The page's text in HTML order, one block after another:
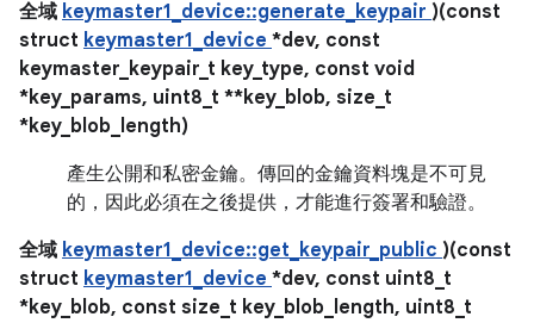
全域 keymaster1_device::generate_keypair )(const
struct keymaster1_device *dev, const
keymaster_keypair_t key_type, const void
*key_params, uint8_t **key_blob, size_t
*key_blob_length)
產生公開和私密金鑰。傳回的金鑰資料塊是不可見
的，因此必須在之後提供，才能進行簽署和驗證。
全域 keymaster1_device::get_keypair_public )(const
struct keymaster1_device *dev, const uint8_t
*key_blob, const size_t key_blob_length, uint8_t